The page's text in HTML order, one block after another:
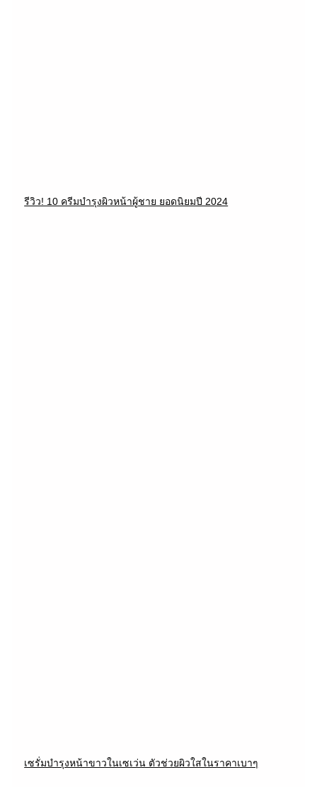
รีวิว! 10 ครีมบำรุงผิวหน้าผู้ชาย ยอดนิยมปี 2024
เซรั่มบำรุงหน้าขาวในเซเว่น ตัวช่วยผิวใสในราคาเบาๆ